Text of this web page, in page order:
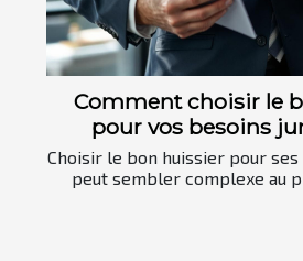
Comment choisir le
pour vos besoins
Choisir le bon huissier pour
peut sembler complexe au